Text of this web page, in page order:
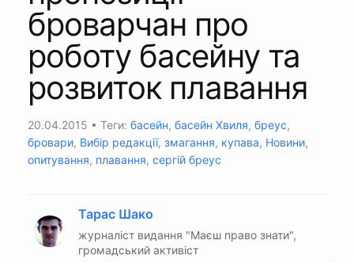
броварчан про
роботу басейну та
розвиток плавання
20.04.2015 • Теги: басейн, басейн Хвиля, бреус,
бровари, Вибір редакції, змагання, купава, Новини,
опитування, плавання, сергій бреус
Тарас Шако
журналіст видання "Маєш право знати",
громадський активіст